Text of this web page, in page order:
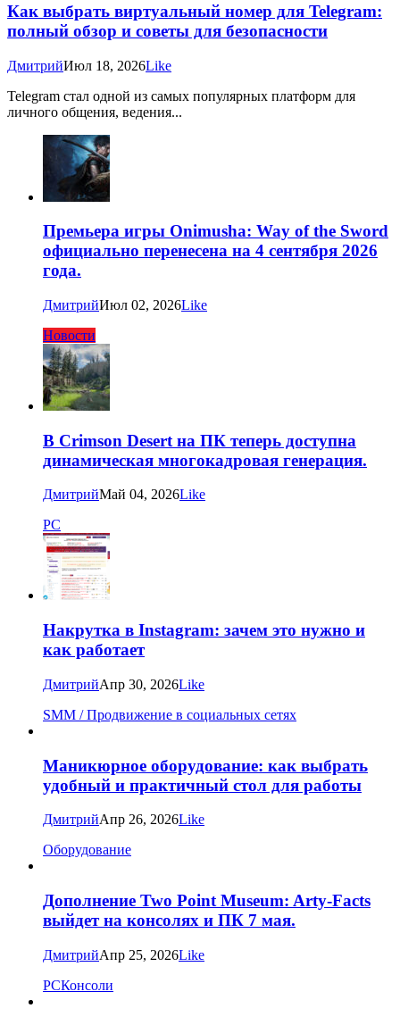
Как выбрать виртуальный номер для Telegram:
полный обзор и советы для безопасности
ДмитрийИюл 18, 2026Like
Telegram стал одной из самых популярных платформ для
личного общения, ведения...
Премьера игры Onimusha: Way of the Sword
официально перенесена на 4 сентября 2026
года.
ДмитрийИюл 02, 2026Like
Новости
В Crimson Desert на ПК теперь доступна
динамическая многокадровая генерация.
ДмитрийМай 04, 2026Like
PC
Накрутка в Instagram: зачем это нужно и
как работает
ДмитрийАпр 30, 2026Like
SMM / Продвижение в социальных сетях
Маникюрное оборудование: как выбрать
удобный и практичный стол для работы
ДмитрийАпр 26, 2026Like
Оборудование
Дополнение Two Point Museum: Arty-Facts
выйдет на консолях и ПК 7 мая.
ДмитрийАпр 25, 2026Like
PCКонсоли